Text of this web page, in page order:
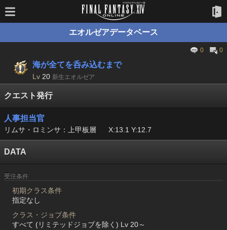
エオルゼアデータベース
0 0
海が全てを呑み込むまで
Lv 20 新生エオルゼア
クエスト発行
人事担当官
リムサ・ロミンサ：上甲板層 X:13.1 Y:12.7
DATA
受注条件
初期クラス条件
指定なし
クラス・ジョブ条件
すべて (リミテッドジョブを除く) Lv 20～